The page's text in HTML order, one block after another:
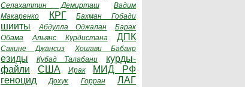
Селахаттин Демирташ
Вадим
Макаренко
КРГ Бахман Гобади
шииты Абдулла Оджалан
Барак
Обама
Альянс Курдистана ДПК
Сакине Джансиз Хошави Бабакр
езиды Кубад Талабани
курды-
файли
США Ирак
МИД РФ
геноцид
Дохук Горран ЛАГ